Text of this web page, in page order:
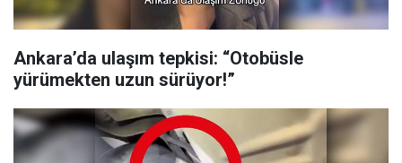
Ankara’da ulaşım tepkisi: “Otobüsle
yürümekten uzun sürüyor!”